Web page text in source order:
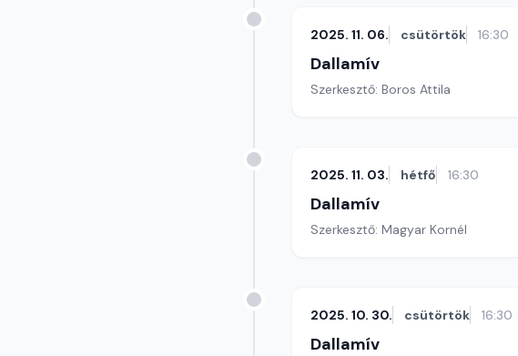
2025. 11. 06. csütörtök 16:30
Dallamív
Szerkesztő: Boros Attila
2025. 11. 03. hétfő 16:30
Dallamív
Szerkesztő: Magyar Kornél
2025. 10. 30. csütörtök 16:30
Dallamív